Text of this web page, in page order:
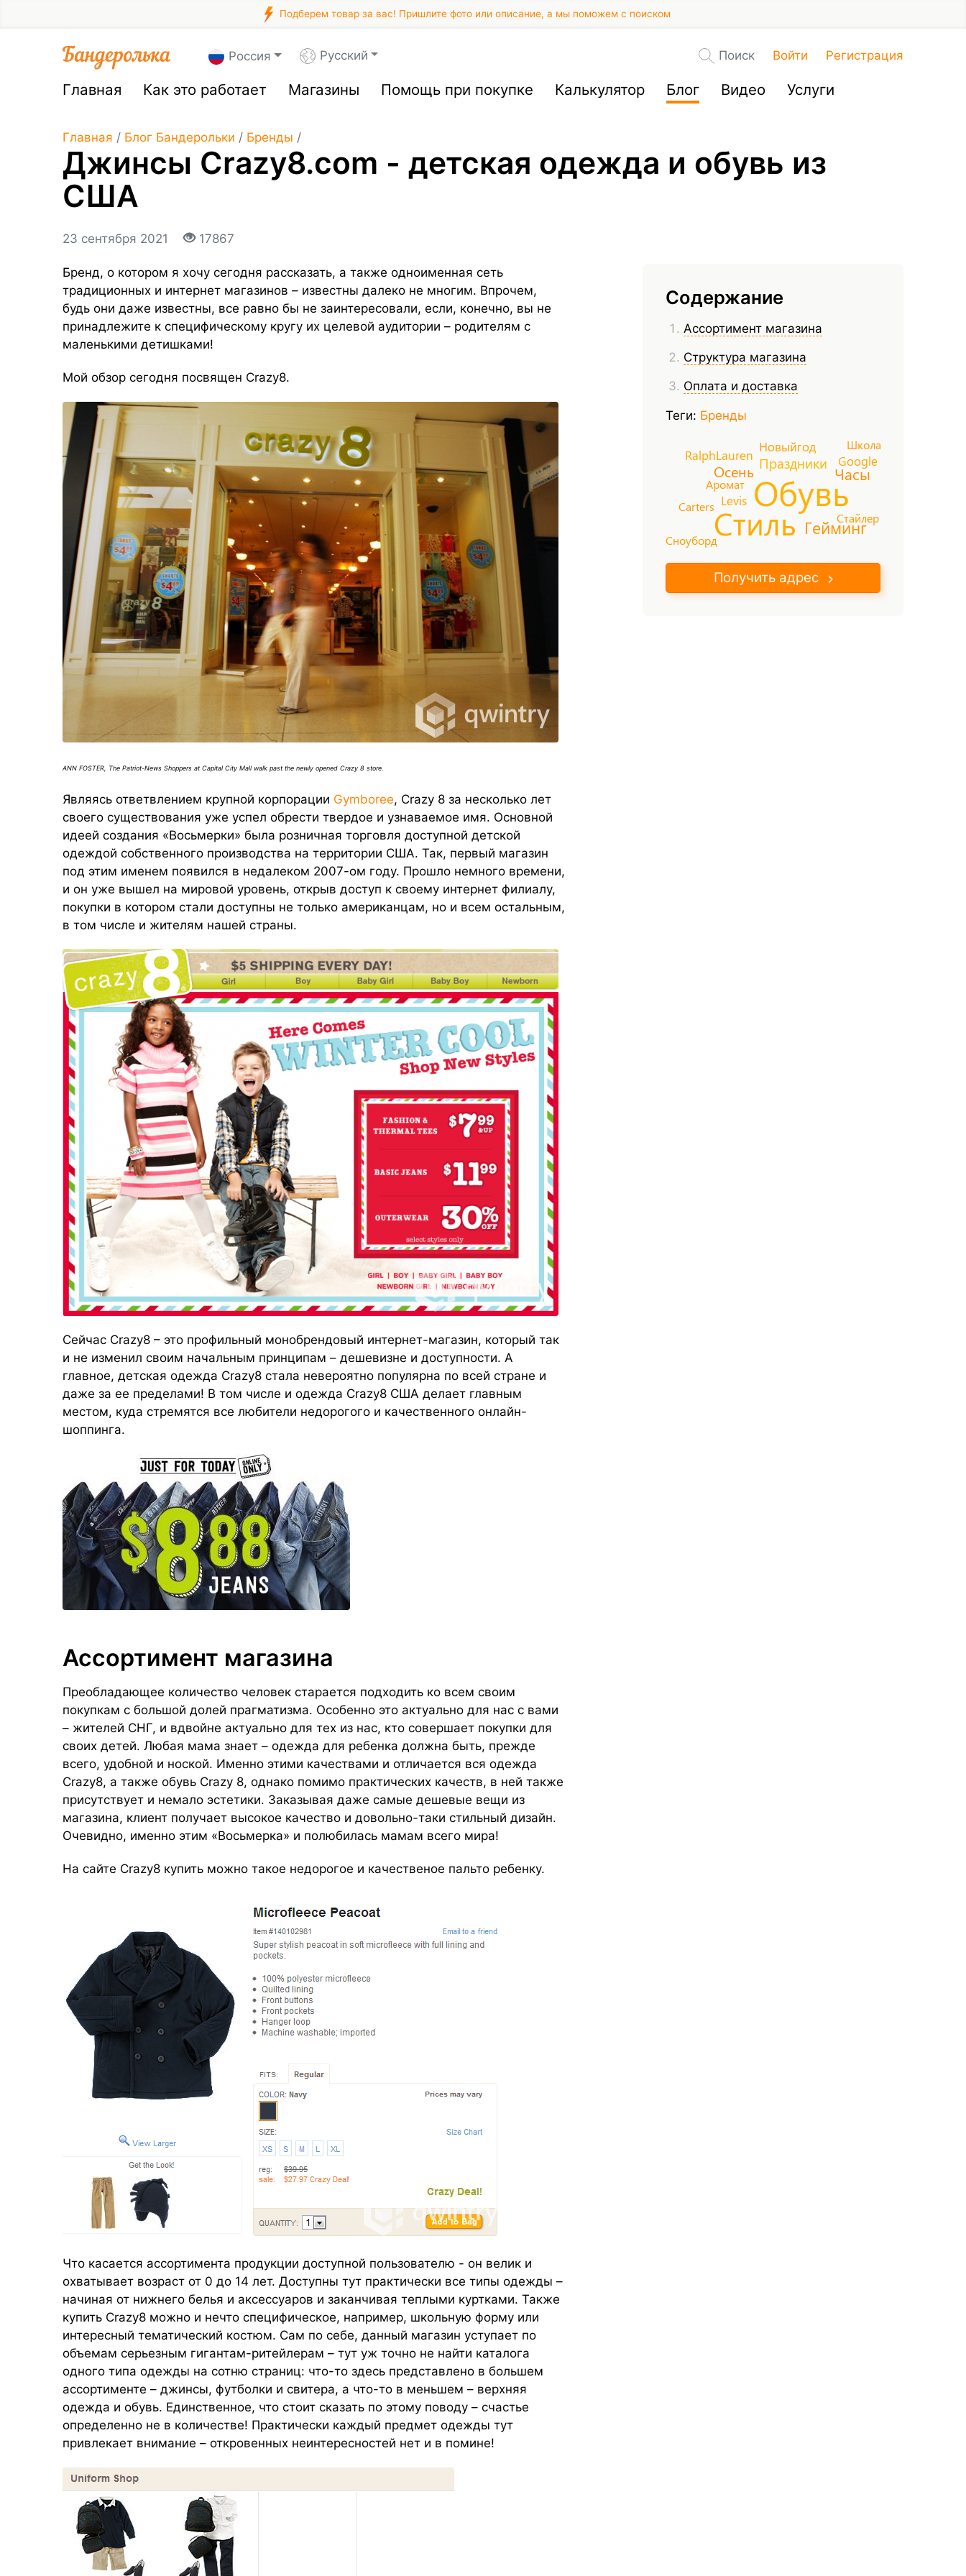
Подберем товар за вас! Пришлите фото или описание, а мы поможем с поиском
Россия Русский Поиск Войти Регистрация
Главная Как это работает Магазины Помощь при покупке Калькулятор Блог Видео Услуги
Главная / Блог Бандерольки / Бренды /
Джинсы Crazy8.com - детская одежда и обувь из
США
23 сентября 2021 17867
Содержание
Ассортимент магазина
Структура магазина
Оплата и доставка
Теги: Бренды
Обувь
Стиль Гейминг
Часы
Осень Праздники
Levis
Google
RalphLauren
Новыйгод
Аромат
Стайлер
Школа
Сноуборд
Carters
Получить адрес
Бренд, о котором я хочу сегодня рассказать, а также одноименная сеть
традиционных и интернет магазинов – известны далеко не многим. Впрочем,
будь они даже известны, все равно бы не заинтересовали, если, конечно, вы не
принадлежите к специфическому кругу их целевой аудитории – родителям с
маленькими детишками!
Мой обзор сегодня посвящен Crazy8.
ANN FOSTER, The Patriot-News Shoppers at Capital City Mall walk past the newly opened Crazy 8 store.
Являясь ответвлением крупной корпорации Gymboree, Crazy 8 за несколько лет
своего существования уже успел обрести твердое и узнаваемое имя. Основной
идеей создания «Восьмерки» была розничная торговля доступной детской
одеждой собственного производства на территории США. Так, первый магазин
под этим именем появился в недалеком 2007-ом году. Прошло немного времени,
и он уже вышел на мировой уровень, открыв доступ к своему интернет филиалу,
покупки в котором стали доступны не только американцам, но и всем остальным,
в том числе и жителям нашей страны.
Сейчас Crazy8 – это профильный монобрендовый интернет-магазин, который так
и не изменил своим начальным принципам – дешевизне и доступности. А
главное, детская одежда Crazy8 стала невероятно популярна по всей стране и
даже за ее пределами! В том числе и одежда Crazy8 США делает главным
местом, куда стремятся все любители недорогого и качественного онлайн-
шоппинга.
Ассортимент магазина
Преобладающее количество человек старается подходить ко всем своим
покупкам с большой долей прагматизма. Особенно это актуально для нас с вами
– жителей СНГ, и вдвойне актуально для тех из нас, кто совершает покупки для
своих детей. Любая мама знает – одежда для ребенка должна быть, прежде
всего, удобной и ноской. Именно этими качествами и отличается вся одежда
Crazy8, а также обувь Crazy 8, однако помимо практических качеств, в ней также
присутствует и немало эстетики. Заказывая даже самые дешевые вещи из
магазина, клиент получает высокое качество и довольно-таки стильный дизайн.
Очевидно, именно этим «Восьмерка» и полюбилась мамам всего мира!
На сайте Crazy8 купить можно такое недорогое и качественое пальто ребенку.
Что касается ассортимента продукции доступной пользователю - он велик и
охватывает возраст от 0 до 14 лет. Доступны тут практически все типы одежды –
начиная от нижнего белья и аксессуаров и заканчивая теплыми куртками. Также
купить Crazy8 можно и нечто специфическое, например, школьную форму или
интересный тематический костюм. Сам по себе, данный магазин уступает по
объемам серьезным гигантам-ритейлерам – тут уж точно не найти каталога
одного типа одежды на сотню страниц: что-то здесь представлено в большем
ассортименте – джинсы, футболки и свитера, а что-то в меньшем – верхняя
одежда и обувь. Единственное, что стоит сказать по этому поводу – счастье
определенно не в количестве! Практически каждый предмет одежды тут
привлекает внимание – откровенных неинтересностей нет и в помине!